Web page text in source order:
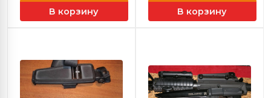
В корзину В корзину